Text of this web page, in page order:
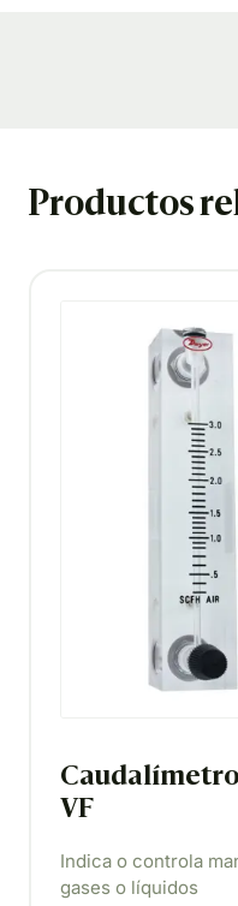
Productos
VF
Indica o controla
gases o líquidos